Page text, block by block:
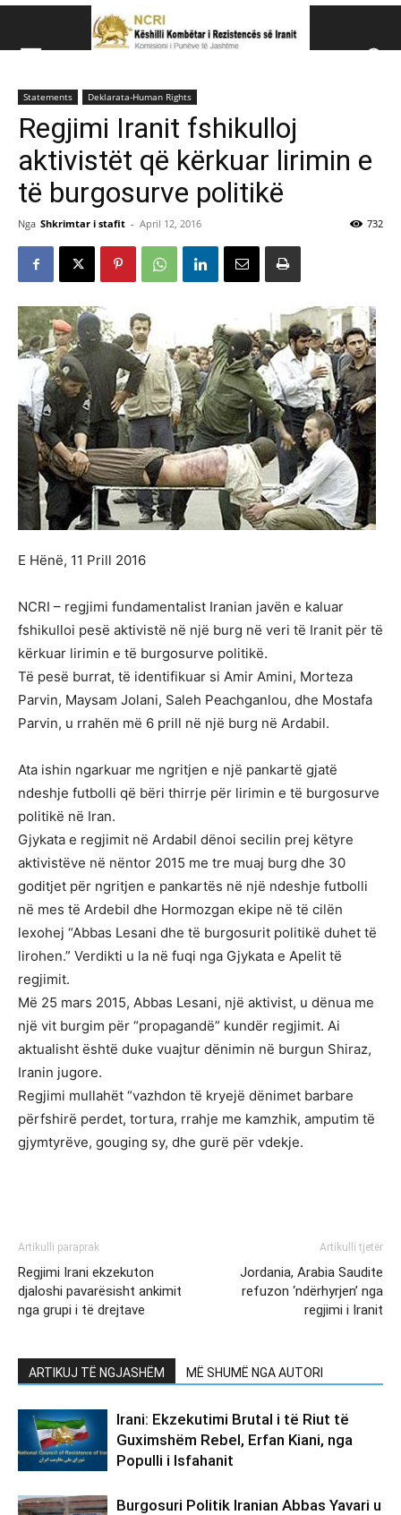
Këshillit Kombëtar të Rezistencës së Iranit (NCRI)
Statements Deklarata-Human Rights
Regjimi Iranit fshikulloj
aktivistët që kërkuar lirimin e
të burgosurve politikë
Nga Shkrimtar i stafit - April 12, 2016 732
E Hënë, 11 Prill 2016
NCRI – regjimi fundamentalist Iranian javën e kaluar
fshikulloi pesë aktivistë në një burg në veri të Iranit për të
kërkuar lirimin e të burgosurve politikë.
Të pesë burrat, të identifikuar si Amir Amini, Morteza
Parvin, Maysam Jolani, Saleh Peachganlou, dhe Mostafa
Parvin, u rrahën më 6 prill në një burg në Ardabil.
Ata ishin ngarkuar me ngritjen e një pankartë gjatë
ndeshje futbolli që bëri thirrje për lirimin e të burgosurve
politikë në Iran.
Gjykata e regjimit në Ardabil dënoi secilin prej këtyre
aktivistëve në nëntor 2015 me tre muaj burg dhe 30
goditjet për ngritjen e pankartës në një ndeshje futbolli
në mes të Ardebil dhe Hormozgan ekipe në të cilën
lexohej “Abbas Lesani dhe të burgosurit politikë duhet të
lirohen.” Verdikti u la në fuqi nga Gjykata e Apelit të
regjimit.
Më 25 mars 2015, Abbas Lesani, një aktivist, u dënua me
një vit burgim për “propagandë” kundër regjimit. Ai
aktualisht është duke vuajtur dënimin në burgun Shiraz,
Iranin jugore.
Regjimi mullahët “vazhdon të kryejë dënimet barbare
përfshirë perdet, tortura, rrahje me kamzhik, amputim të
gjymtyrëve, gouging sy, dhe gurë për vdekje.
Artikulli paraprak
Regjimi Irani ekzekuton
djaloshi pavarësisht ankimit
nga grupi i të drejtave
Artikulli tjetër
Jordania, Arabia Saudite
refuzon ‘ndërhyrjen’ nga
regjimi i Iranit
ARTIKUJ TË NGJASHËM MË SHUMË NGA AUTORI
Irani: Ekzekutimi Brutal i të Riut të
Guximshëm Rebel, Erfan Kiani, nga
Populli i Isfahanit
Burgosuri Politik Iranian Abbas Yavari u